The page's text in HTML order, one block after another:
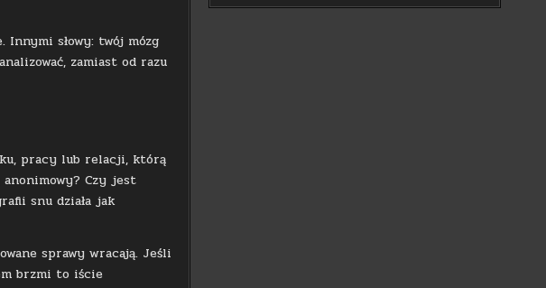
Innymi słowy: twój mózg
zamiast od razu
pracy lub relacji, którą
Czy jest
snu działa jak
sprawy wracają. Jeśli
brzmi to iście